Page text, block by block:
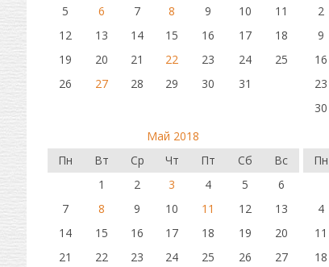
5
6 7 8 9 10
11
12
13 14 15 16 17
18
19
20 21 22 23 24
25
26
27 28 29 30 31
2
9
16
23
30
Май 2018
Пн
Вт Ср Чт Пт Сб
Вс
1
2 3 4 5
6
7
8 9 10 11 12
13
14
15 16 17 18 19
20
21
22 23 24 25 26
27
Пн
4
11
18